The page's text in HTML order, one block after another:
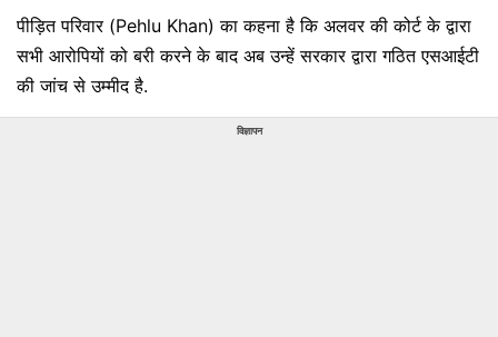
पीड़ित परिवार (Pehlu Khan) का कहना है कि अलवर की कोर्ट के द्वारा
सभी आरोपियों को बरी करने के बाद अब उन्हें सरकार द्वारा गठित एसआईटी
की जांच से उम्मीद है.
विज्ञापन